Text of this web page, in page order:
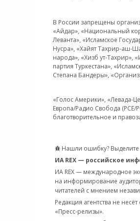
В России запрещены
«Айдар», «Национальный
Леванта», «Исламское
Нусра», «Хайят Тахрир-аш-
народа», «Хизб ут-Тахрир»,
партия Туркестана»,
Степана Бандеры»,
«Голос Америки», «Левада-
Европа/Радио Свобода
благотворительное и
Нашли ошибку?
ИА REX — российское
ИА REX — международное
на информирование
читателей с мнением
Редакция агентства не
«Пресс-релизы».